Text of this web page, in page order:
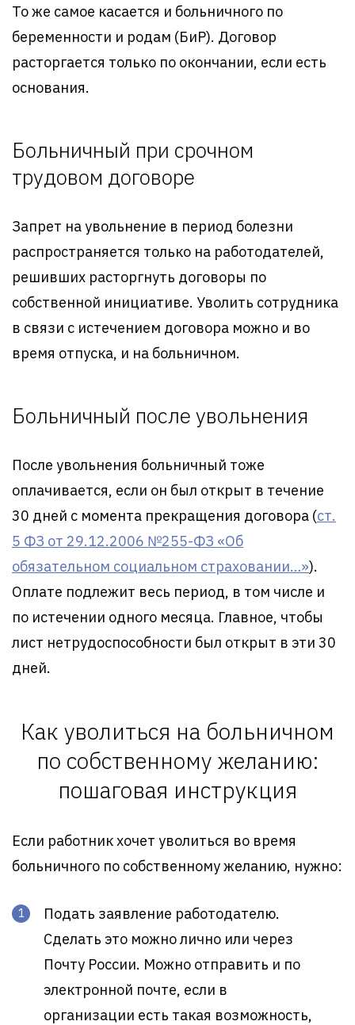
То же самое касается и больничного по
беременности и родам (БиР). Договор
расторгается только по окончании, если есть
основания.
Больничный при срочном
трудовом договоре
Запрет на увольнение в период болезни
распространяется только на работодателей,
решивших расторгнуть договоры по
собственной инициативе. Уволить сотрудника
в связи с истечением договора можно и во
время отпуска, и на больничном.
Больничный после увольнения
После увольнения больничный тоже
оплачивается, если он был открыт в течение
30 дней с момента прекращения договора (ст.
5 ФЗ от 29.12.2006 №255-ФЗ «Об
обязательном социальном страховании…»).
Оплате подлежит весь период, в том числе и
по истечении одного месяца. Главное, чтобы
лист нетрудоспособности был открыт в эти 30
дней.
Как уволиться на больничном
по собственному желанию:
пошаговая инструкция
Если работник хочет уволиться во время
больничного по собственному желанию, нужно:
Подать заявление работодателю.
Сделать это можно лично или через
Почту России. Можно отправить и по
электронной почте, если в
организации есть такая возможность,